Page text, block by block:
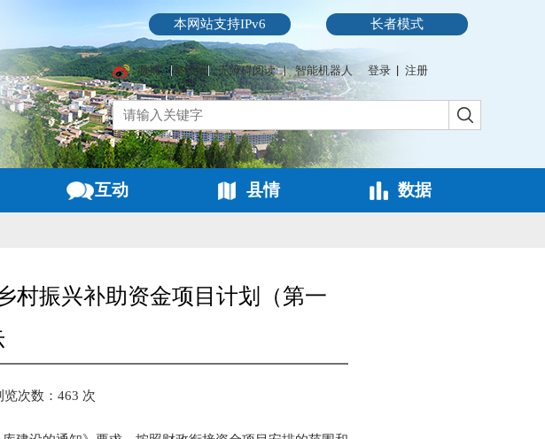
本网站支持IPv6 长者模式
微博 繁體版 无障碍阅读 智能机器人 登录 注册
互动 县情 数据
村振兴补助资金项目计划（第一
览次数：463 次